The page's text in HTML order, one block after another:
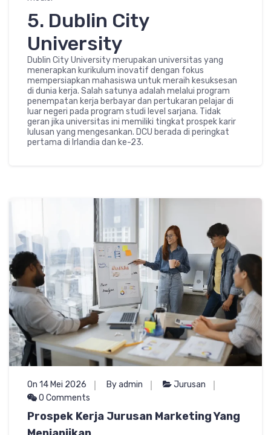
5. Dublin City
University
Dublin City University merupakan universitas yang
menerapkan kurikulum inovatif dengan fokus
mempersiapkan mahasiswa untuk meraih kesuksesan
di dunia kerja. Salah satunya adalah melalui program
penempatan kerja berbayar dan pertukaran pelajar di
luar negeri pada program studi level sarjana. Tidak
geran jika universitas ini memiliki tingkat prospek karir
lulusan yang mengesankan. DCU berada di peringkat
pertama di Irlandia dan ke-23.
On 14 Mei 2026 By admin
Jurusan
0 Comments
Prospek Kerja Jurusan Marketing Yang